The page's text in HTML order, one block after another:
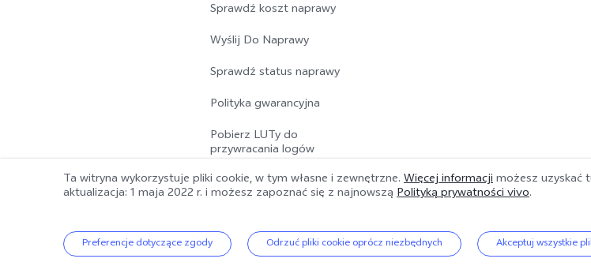
Sprawdź koszt naprawy
Wyślij Do Naprawy
Sprawdź status naprawy
Polityka gwarancyjna
Pobierz LUTy do
przywracania logów
Polityka vivo w sprawie danych | Ustawienia plików cookie
Ta witryna wykorzystuje pliki cookie, w tym własne i zewnętrzne. Więcej informacjimożesz uzyskać
aktualizacja: 1 maja 2022 r. i możesz zapoznać się z najnowszą Polityką prywatności vivo.
Preferencje dotyczące zgody Odrzuć pliki cookie oprócz niezbędnych Akceptuj wszystkie